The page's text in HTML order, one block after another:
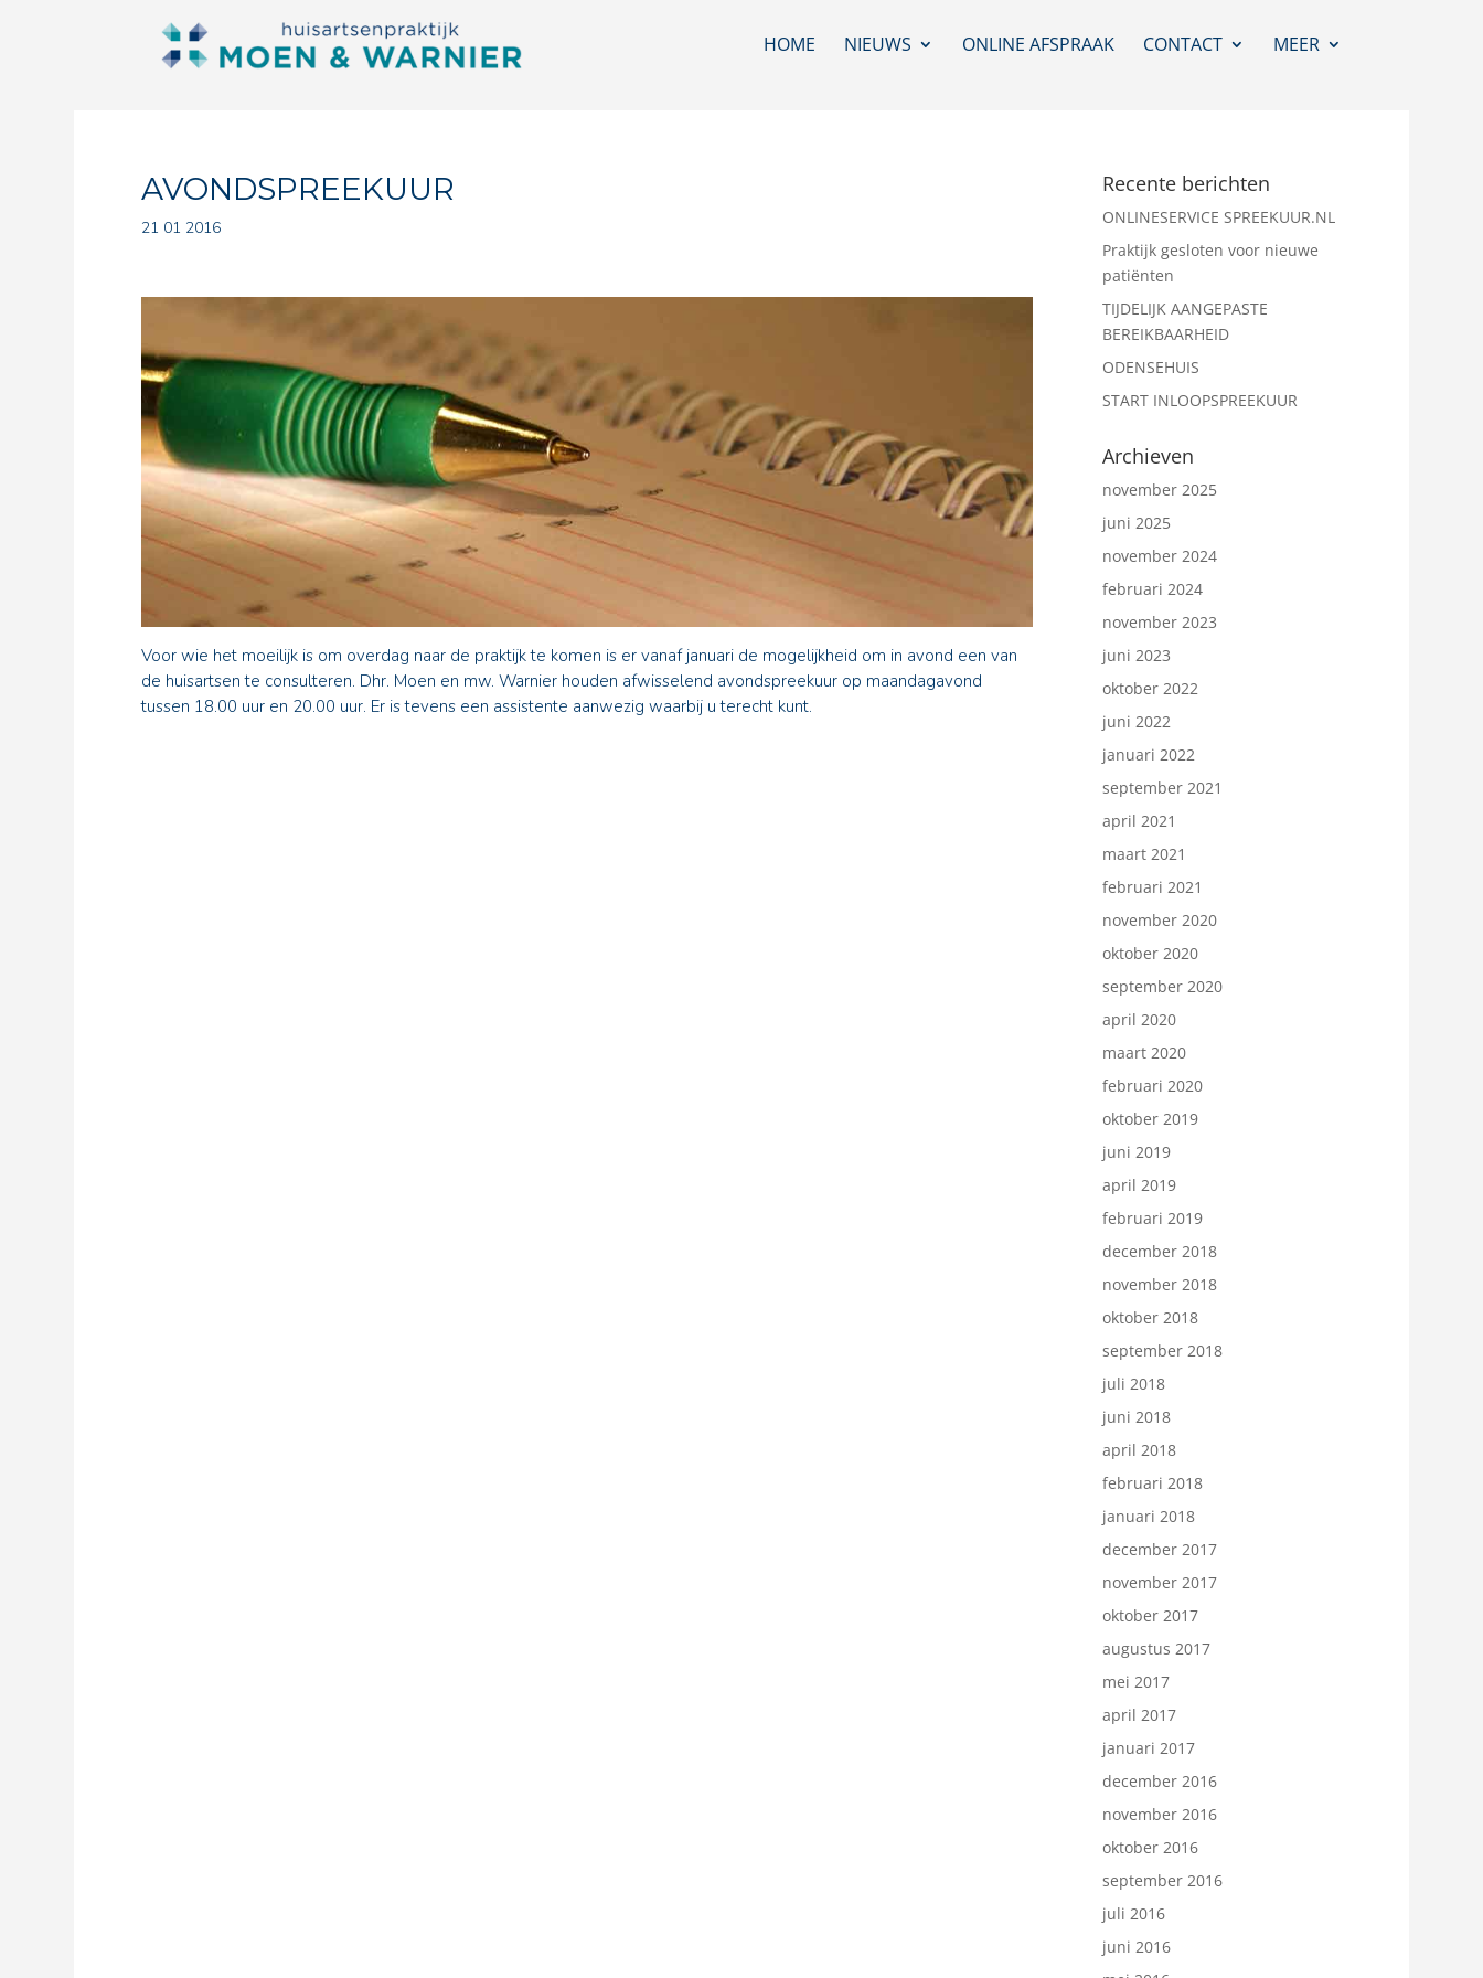
HOME NIEUWS ONLINE AFSPRAAK CONTACT MEER
AVONDSPREEKUUR
21 01 2016
Voor wie het moeilijk is om overdag naar de praktijk te komen is er vanaf januari de mogelijkheid om in avond een van
de huisartsen te consulteren. Dhr. Moen en mw. Warnier houden afwisselend avondspreekuur op maandagavond
tussen 18.00 uur en 20.00 uur. Er is tevens een assistente aanwezig waarbij u terecht kunt.
Recente berichten
ONLINESERVICE SPREEKUUR.NL
Praktijk gesloten voor nieuwe
patiënten
TIJDELIJK AANGEPASTE
BEREIKBAARHEID
ODENSEHUIS
START INLOOPSPREEKUUR
Archieven
november 2025
juni 2025
november 2024
februari 2024
november 2023
juni 2023
oktober 2022
juni 2022
januari 2022
september 2021
april 2021
maart 2021
februari 2021
november 2020
oktober 2020
september 2020
april 2020
maart 2020
februari 2020
oktober 2019
juni 2019
april 2019
februari 2019
december 2018
november 2018
oktober 2018
september 2018
juli 2018
juni 2018
april 2018
februari 2018
januari 2018
december 2017
november 2017
oktober 2017
augustus 2017
mei 2017
april 2017
januari 2017
december 2016
november 2016
oktober 2016
september 2016
juli 2016
juni 2016